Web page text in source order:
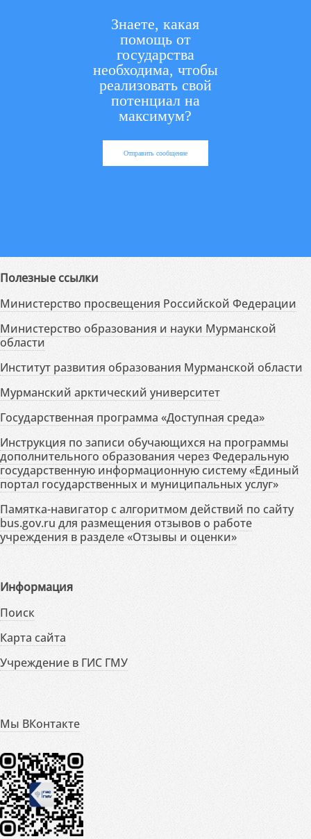
Знаете, какая
помощь от
государства
необходима, чтобы
реализовать свой
потенциал на
максимум?
Отправить сообщение
Полезные ссылки
Министерство просвещения Российской Федерации
Министерство образования и науки Мурманской
области
Институт развития образования Мурманской области
Мурманский арктический университет
Государственная программа «Доступная среда»
Инструкция по записи обучающихся на программы
дополнительного образования через Федеральную
государственную информационную систему «Единый
портал государственных и муниципальных услуг»
Памятка-навигатор с алгоритмом действий по сайту
bus.gov.ru для размещения отзывов о работе
учреждения в разделе «Отзывы и оценки»
Информация
Поиск
Карта сайта
Учреждение в ГИС ГМУ
Мы ВКонтакте